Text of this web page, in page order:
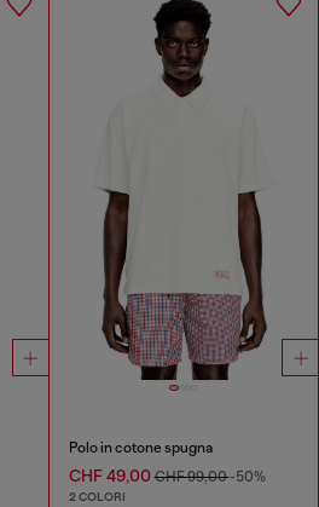
Polo in cotone spugna
CHF 49,00CHF 99,00-50%
2 COLORI